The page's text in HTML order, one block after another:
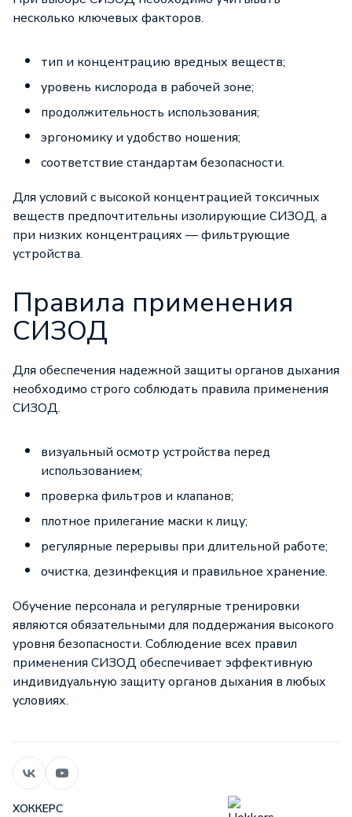
несколько ключевых факторов.
тип и концентрацию вредных веществ;
уровень кислорода в рабочей зоне;
продолжительность использования;
эргономику и удобство ношения;
соответствие стандартам безопасности.
Для условий с высокой концентрацией токсичных
веществ предпочтительны изолирующие СИЗОД, а
при низких концентрациях — фильтрующие
устройства.
Правила применения
СИЗОД
Для обеспечения надежной защиты органов дыхания
необходимо строго соблюдать правила применения
СИЗОД.
визуальный осмотр устройства перед
использованием;
проверка фильтров и клапанов;
плотное прилегание маски к лицу;
регулярные перерывы при длительной работе;
очистка, дезинфекция и правильное хранение.
Обучение персонала и регулярные тренировки
являются обязательными для поддержания высокого
уровня безопасности. Соблюдение всех правил
применения СИЗОД обеспечивает эффективную
индивидуальную защиту органов дыхания в любых
условиях.
ХОККЕРС